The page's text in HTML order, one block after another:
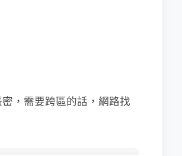
，需要跨區的話，網路找